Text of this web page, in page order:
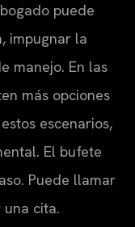
puede
impugnar la
manejo. En las
más opciones
escenarios,
El bufete
Puede llamar
cita.